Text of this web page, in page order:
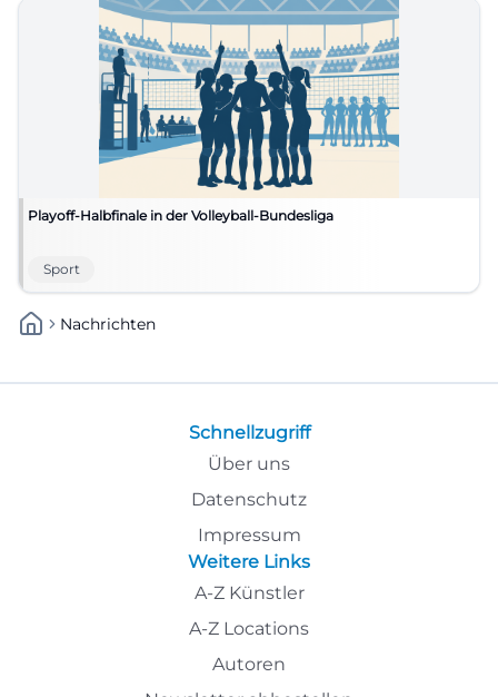
Playoff-Halbfinale in der Volleyball-Bundesliga
Sport
Nachrichten
Schnellzugriff
Über uns
Datenschutz
Impressum
Weitere Links
A-Z Künstler
A-Z Locations
Autoren